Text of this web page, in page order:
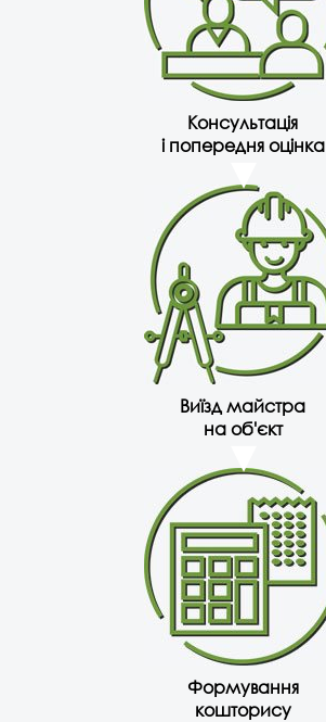
Консультація
і попередня оцінка
Виїзд майстра
на об'єкт
Формування
кошторису